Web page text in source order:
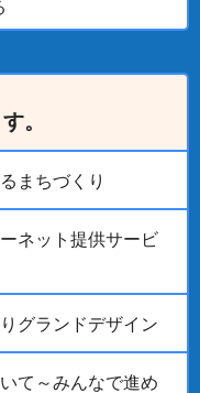
。
まちづくり
ネット提供サービ
グランドデザイン
て～みんなで進め